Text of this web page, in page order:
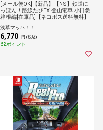
[メール便OK]【新品】【NS】鉄道に
っぽん！路線たびEX 登山電車 小田急
箱根編[在庫品]【ネコポス送料無料】
浅草マッハ！！
6,770 円 (税込)
62ポイント